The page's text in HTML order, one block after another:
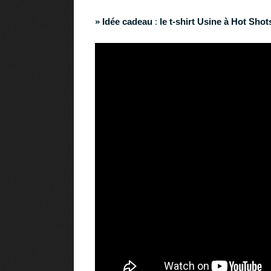
» Idée cadeau : le t-shirt Usine à Hot